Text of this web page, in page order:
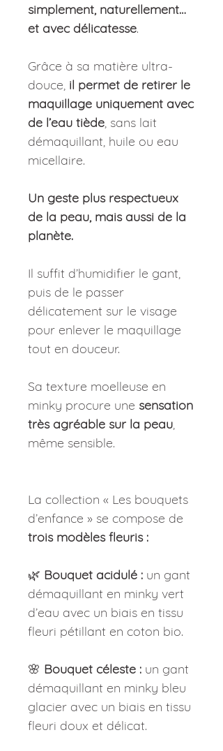
simplement, naturellement…
et avec délicatesse.
Grâce à sa matière ultra-
douce, il permet de retirer le
maquillage uniquement avec
de l’eau tiède, sans lait
démaquillant, huile ou eau
micellaire.
Un geste plus respectueux
de la peau, mais aussi de la
planète.
Il suffit d’humidifier le gant,
puis de le passer
délicatement sur le visage
pour enlever le maquillage
tout en douceur.
Sa texture moelleuse en
minky procure une sensation
très agréable sur la peau,
même sensible.
La collection « Les bouquets
d’enfance » se compose de
trois modèles fleuris :
🌿 Bouquet acidulé : un gant
démaquillant en minky vert
d’eau avec un biais en tissu
fleuri pétillant en coton bio.
🌸 Bouquet céleste : un gant
démaquillant en minky bleu
glacier avec un biais en tissu
fleuri doux et délicat.